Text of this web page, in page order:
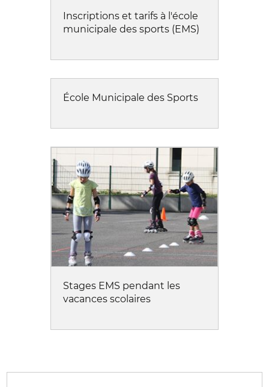
Inscriptions et tarifs à l'école
municipale des sports (EMS)
École Municipale des Sports
Stages EMS pendant les
vacances scolaires